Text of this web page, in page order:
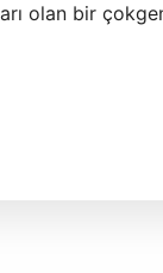
olan bir